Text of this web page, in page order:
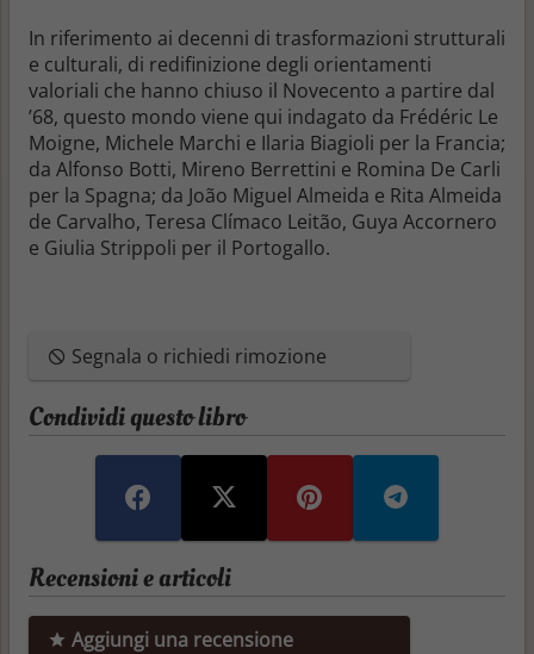
In riferimento ai decenni di trasformazioni strutturali
e culturali, di redifinizione degli orientamenti
valoriali che hanno chiuso il Novecento a partire dal
’68, questo mondo viene qui indagato da Frédéric Le
Moigne, Michele Marchi e Ilaria Biagioli per la Francia;
da Alfonso Botti, Mireno Berrettini e Romina De Carli
per la Spagna; da João Miguel Almeida e Rita Almeida
de Carvalho, Teresa Clímaco Leitão, Guya Accornero
e Giulia Strippoli per il Portogallo.
Segnala o richiedi rimozione
Condividi questo libro
Recensioni e articoli
Aggiungi una recensione